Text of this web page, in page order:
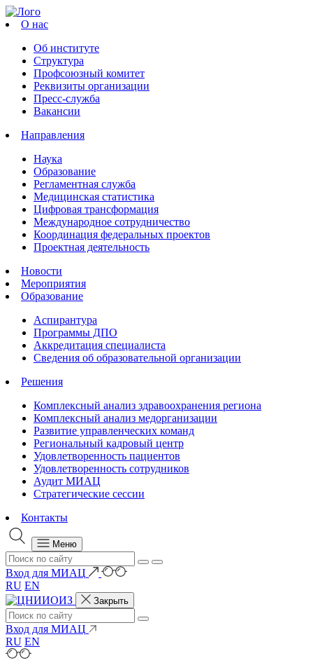
О нас
Об институте
Структура
Профсоюзный комитет
Реквизиты организации
Пресс-служба
Вакансии
Направления
Наука
Образование
Регламентная служба
Медицинская статистика
Цифровая трансформация
Международное сотрудничество
Координация федеральных проектов
Проектная деятельность
Новости
Мероприятия
Образование
Аспирантура
Программы ДПО
Аккредитация специалиста
Сведения об образовательной организации
Решения
Комплексный анализ здравоохранения региона
Комплексный анализ медорганизации
Развитие управленческих команд
Региональный кадровый центр
Удовлетворенность пациентов
Удовлетворенность сотрудников
Аудит МИАЦ
Стратегические сессии
Контакты
Меню
Вход для МИАЦ
RU EN
Закрыть
Вход для МИАЦ
RU EN